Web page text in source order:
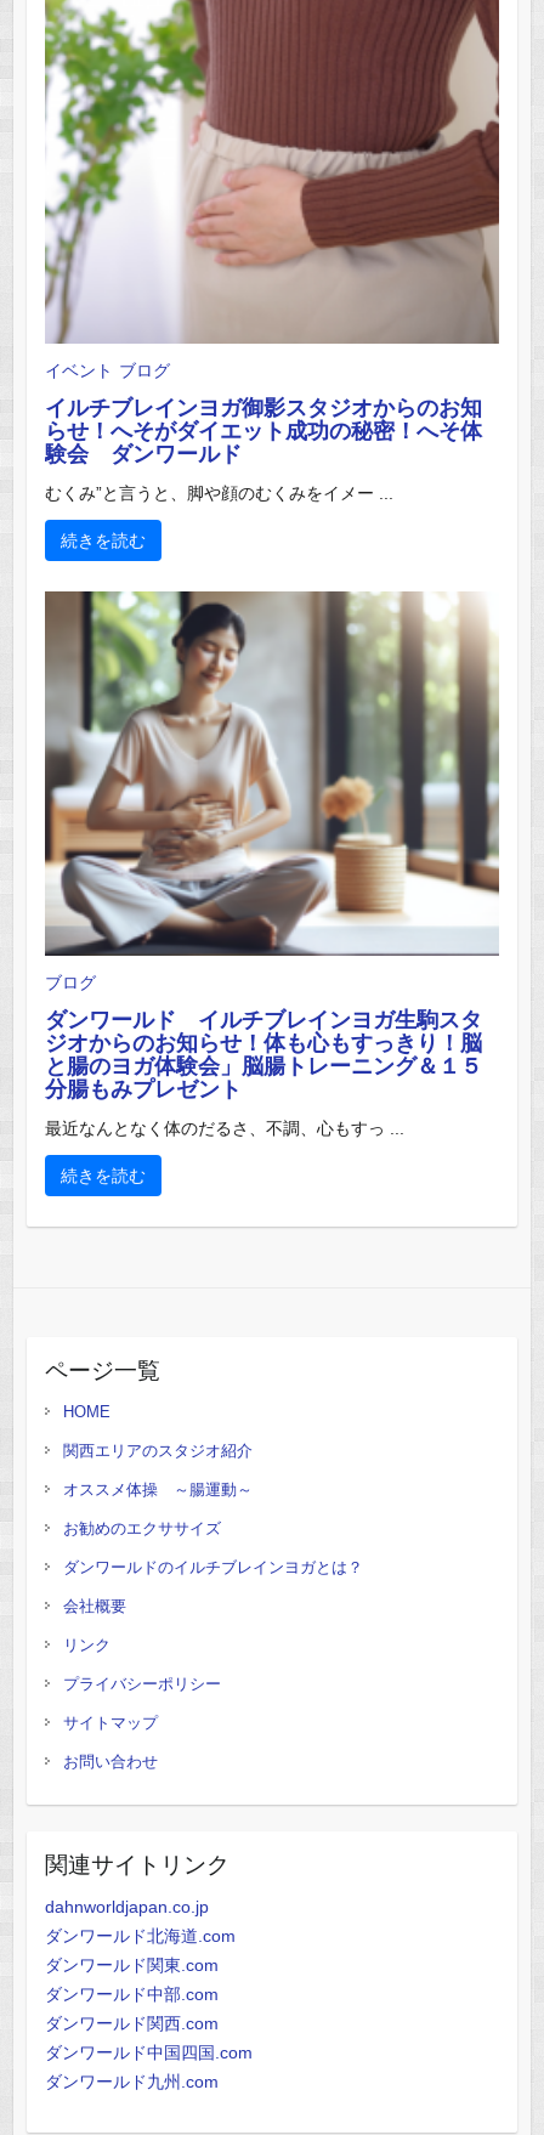
イベント ブログ
イルチブレインヨガ御影スタジオからのお知
らせ！へそがダイエット成功の秘密！へそ体
験会 ダンワールド
むくみ”と言うと、脚や顔のむくみをイメー ...
続きを読む
ブログ
ダンワールド イルチブレインヨガ生駒スタ
ジオからのお知らせ！体も心もすっきり！脳
と腸のヨガ体験会」脳腸トレーニング＆１５
分腸もみプレゼント
最近なんとなく体のだるさ、不調、心もすっ ...
続きを読む
ページ一覧
HOME
関西エリアのスタジオ紹介
オススメ体操 ～腸運動～
お勧めのエクササイズ
ダンワールドのイルチブレインヨガとは？
会社概要
リンク
プライバシーポリシー
サイトマップ
お問い合わせ
関連サイトリンク
dahnworldjapan.co.jp
ダンワールド北海道.com
ダンワールド関東.com
ダンワールド中部.com
ダンワールド関西.com
ダンワールド中国四国.com
ダンワールド九州.com